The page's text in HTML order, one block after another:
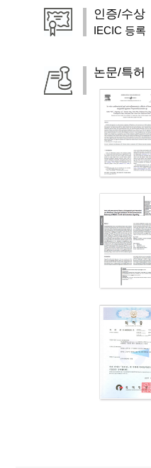
인증/수상
IECIC 등록
논문/특허